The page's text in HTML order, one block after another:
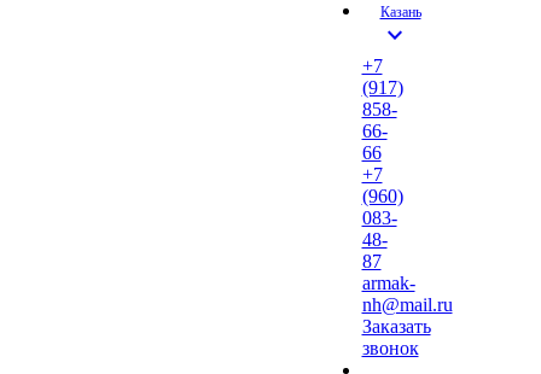
Казань
expand_more
+7
(917)
858-
66-
66
+7
(960)
083-
48-
87
armak-
nh@mail.ru
Заказать
звонок